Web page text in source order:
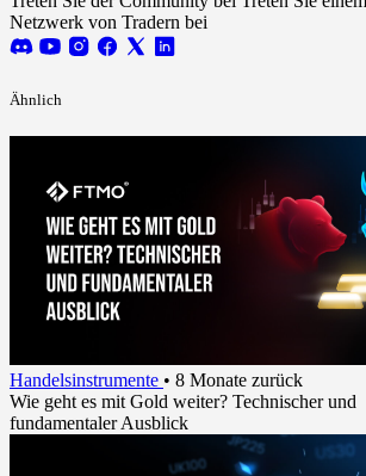
Netzwerk von Tradern bei
Ähnlich
Handelsinstrumente • 8 Monate zurück
Wie geht es mit Gold weiter? Technischer und
fundamentaler Ausblick